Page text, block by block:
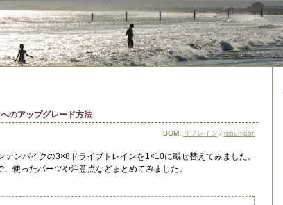
のアップグレード方法
BGM: リフレイン / moumoon
テンバイクの3×8ドライブトレインを1×10に載せ替えてみました。
使ったパーツや注意点などまとめてみました。